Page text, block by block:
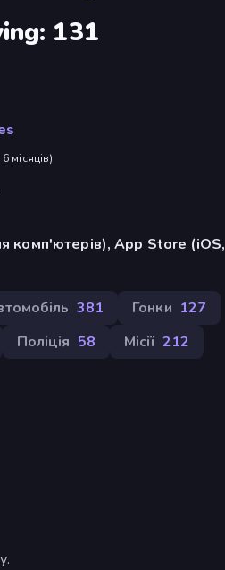
131
місяців)
комп'ютерів), App Store (iOS,
381 Гонки 127
Поліція 58 Місії 212